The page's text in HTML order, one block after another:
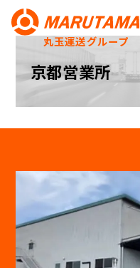
丸玉運送グループ
京都営業所